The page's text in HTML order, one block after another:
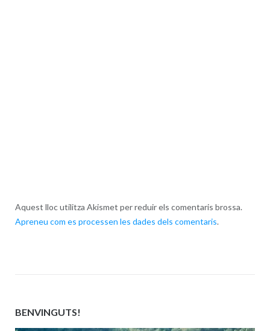
Aquest lloc utilitza Akismet per reduir els comentaris brossa.
Apreneu com es processen les dades dels comentaris.
BENVINGUTS!